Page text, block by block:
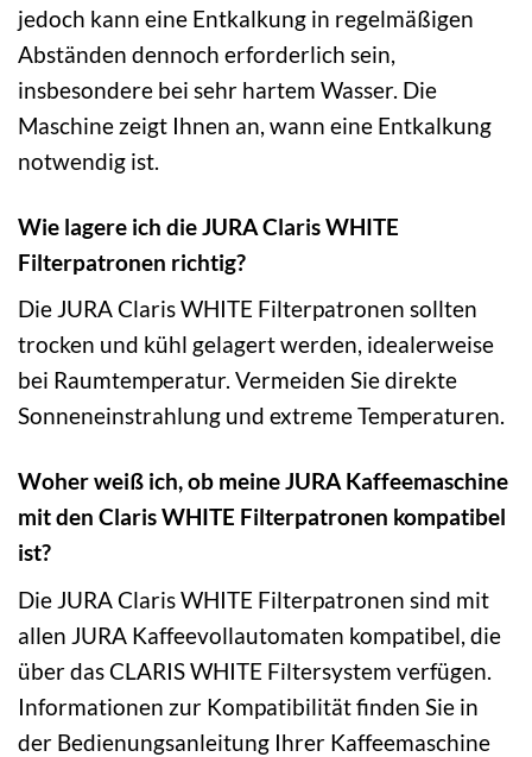
jedoch kann eine Entkalkung in regelmäßigen
Abständen dennoch erforderlich sein,
insbesondere bei sehr hartem Wasser. Die
Maschine zeigt Ihnen an, wann eine Entkalkung
notwendig ist.
Wie lagere ich die JURA Claris WHITE
Filterpatronen richtig?
Die JURA Claris WHITE Filterpatronen sollten
trocken und kühl gelagert werden, idealerweise
bei Raumtemperatur. Vermeiden Sie direkte
Sonneneinstrahlung und extreme Temperaturen.
Woher weiß ich, ob meine JURA Kaffeemaschine
mit den Claris WHITE Filterpatronen kompatibel
ist?
Die JURA Claris WHITE Filterpatronen sind mit
allen JURA Kaffeevollautomaten kompatibel, die
über das CLARIS WHITE Filtersystem verfügen.
Informationen zur Kompatibilität finden Sie in
der Bedienungsanleitung Ihrer Kaffeemaschine